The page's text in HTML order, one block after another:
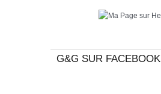
G&G SUR FACEBOOK